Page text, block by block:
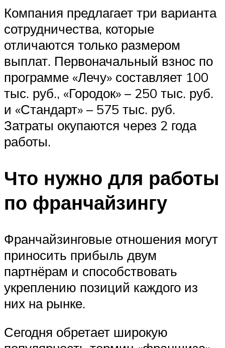
Компания предлагает три варианта
сотрудничества, которые
отличаются только размером
выплат. Первоначальный взнос по
программе «Лечу» составляет 100
тыс. руб., «Городок» – 250 тыс. руб.
и «Стандарт» – 575 тыс. руб.
Затраты окупаются через 2 года
работы.
Что нужно для работы
по франчайзингу
Франчайзинговые отношения могут
приносить прибыль двум
партнёрам и способствовать
укреплению позиций каждого из
них на рынке.
Сегодня обретает широкую